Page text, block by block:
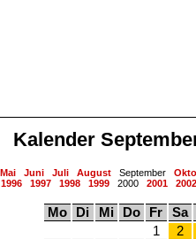
Kalender
Mai Juni Juli AugustSeptember
1996 1997 1998 19992000 2001 2002
Mo Di Mi Do Fr
Sa
1
2